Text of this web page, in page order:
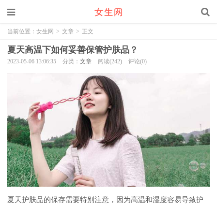
当前位置： 女生网 > 文章 > 正文
夏天高温下如何妥善保管护肤品？
2023-05-06 13:06:35 分类： 文章 阅读(242) 评论(0)
夏天护肤品的保存需要特别注意，因为高温和湿度容易导致护